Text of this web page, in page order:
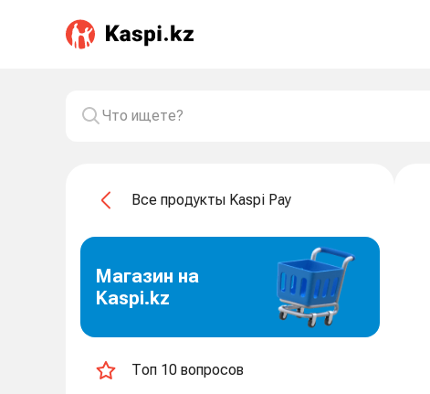
Все продукты Kaspi Pay
Магазин на
Kaspi.kz
Топ 10 вопросов